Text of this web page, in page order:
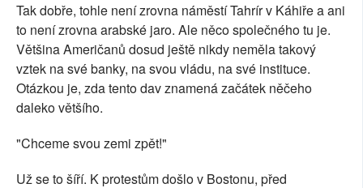
Tak dobře, tohle není zrovna náměstí Tahrír v Káhiře a ani
to není zrovna arabské jaro. Ale něco společného tu je.
Většina Američanů dosud ještě nikdy neměla takový
vztek na své banky, na svou vládu, na své instituce.
Otázkou je, zda tento dav znamená začátek něčeho
daleko většího.
"Chceme svou zemi zpět!"
Už se to šíří. K protestům došlo v Bostonu, před